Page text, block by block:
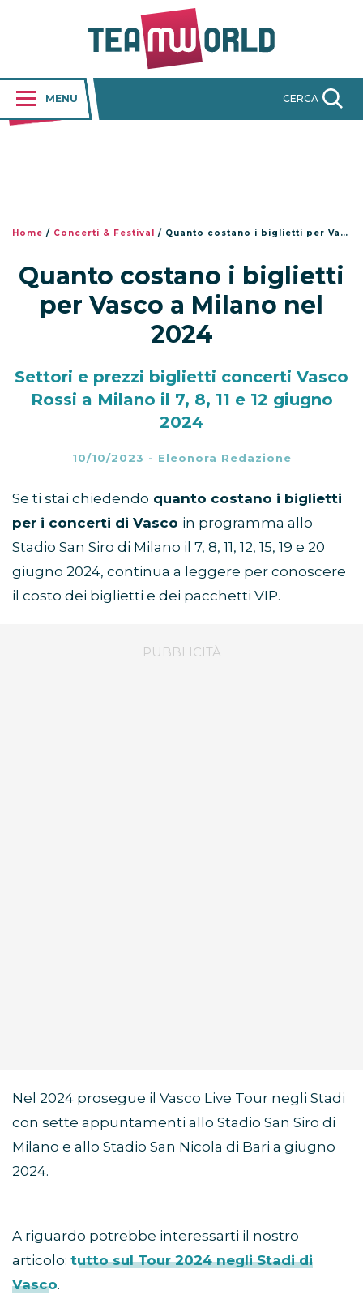
MENU CERCA
Home / Concerti & Festival / Quanto costano i biglietti per Vasco a Milano nel 2024
Quanto costano i biglietti
per Vasco a Milano nel
2024
Settori e prezzi biglietti concerti Vasco
Rossi a Milano il 7, 8, 11 e 12 giugno
2024
10/10/2023 - Eleonora Redazione
Se ti stai chiedendo quanto costano i biglietti
per i concerti di Vasco in programma allo
Stadio San Siro di Milano il 7, 8, 11, 12, 15, 19 e 20
giugno 2024, continua a leggere per conoscere
il costo dei biglietti e dei pacchetti VIP.
Nel 2024 prosegue il Vasco Live Tour negli Stadi
con sette appuntamenti allo Stadio San Siro di
Milano e allo Stadio San Nicola di Bari a giugno
2024.
A riguardo potrebbe interessarti il nostro
articolo: tutto sul Tour 2024 negli Stadi di
Vasco.